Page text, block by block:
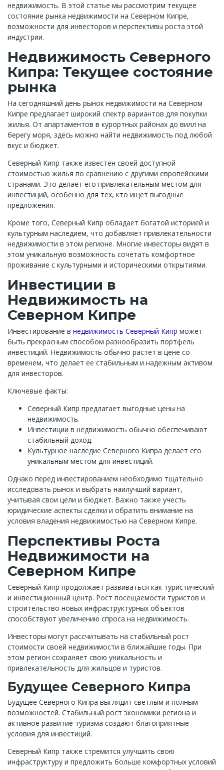
недвижимость. В этой статье мы рассмотрим текущее
состояние рынка недвижимости на Северном Кипре,
возможности для инвесторов и перспективы роста этой
индустрии.
Недвижимость Северного
Кипра: Текущее состояние
рынка
На сегодняшний день рынок недвижимости на Северном
Кипре предлагает широкий спектр вариантов для покупки
жилья. От апартаментов в курортных районах до вилл на
берегу моря, здесь можно найти недвижимость под любой
вкус и бюджет.
Северный Кипр также известен своей доступной
стоимостью жилья по сравнению с другими европейскими
странами. Это делает его привлекательным местом для
инвестиций, особенно для тех, кто ищет выгодные
предложения.
Кроме того, Северный Кипр обладает богатой историей и
культурным наследием, что добавляет привлекательности
недвижимости в этом регионе. Многие инвесторы видят в
этом уникальную возможность сочетать комфортное
проживание с культурными и историческими открытиями.
Инвестиции в
Недвижимость на
Северном Кипре
Инвестирование в недвижимость Северный Кипр может
быть прекрасным способом разнообразить портфель
инвестиций. Недвижимость обычно растет в цене со
временем, что делает ее стабильным и надежным активом
для инвесторов.
Ключевые факты:
Северный Кипр предлагает выгодные цены на
недвижимость.
Инвестиции в недвижимость обычно обеспечивают
стабильный доход.
Культурное наследие Северного Кипра делает его
уникальным местом для инвестиций.
Однако перед инвестированием необходимо тщательно
исследовать рынок и выбрать наилучший вариант,
учитывая свои цели и бюджет. Важно также учесть
юридические аспекты сделки и обратить внимание на
условия владения недвижимостью на Северном Кипре.
Перспективы Роста
Недвижимости на
Северном Кипре
Северный Кипр продолжает развиваться как туристический
и инвестиционный центр. Рост посещаемости туристов и
строительство новых инфраструктурных объектов
способствуют увеличению спроса на недвижимость.
Инвесторы могут рассчитывать на стабильный рост
стоимости своей недвижимости в ближайшие годы. При
этом регион сохраняет свою уникальность и
привлекательность для жильцов и туристов.
Будущее Северного Кипра
Будущее Северного Кипра выглядит светлым и полным
возможностей. Стабильный рост экономики региона и
активное развитие туризма создают благоприятные
условия для инвестиций.
Северный Кипр также стремится улучшить свою
инфраструктуру и предложить больше комфортных условий